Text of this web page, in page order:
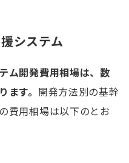
システム
ム開発費用相場は、数
ます。
開発方法別の基幹
費用相場は以下のとお